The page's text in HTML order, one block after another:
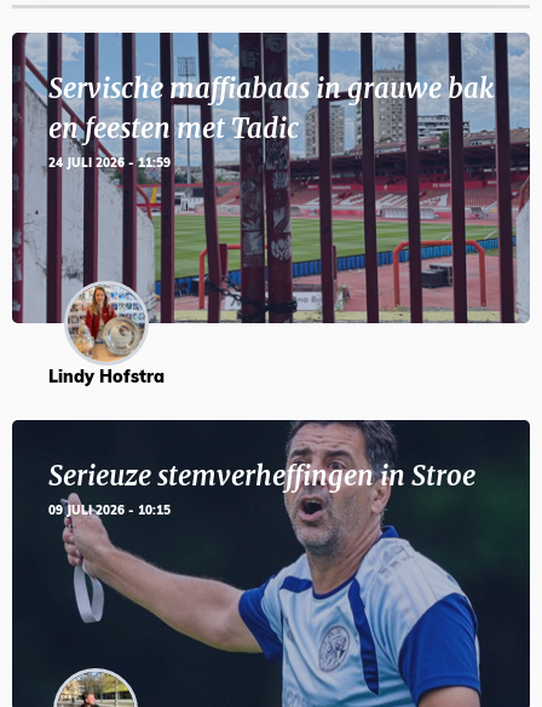
Servische maffiabaas in grauwe bak
en feesten met Tadic
24 JULI 2026 - 11:59
Lindy Hofstra
Serieuze stemverheffingen in Stroe
09 JULI 2026 - 10:15